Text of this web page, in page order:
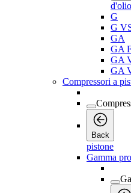
d'olio
G
G
GA
GA
GA
GA
Compressori a
Back
pistone
Gamma